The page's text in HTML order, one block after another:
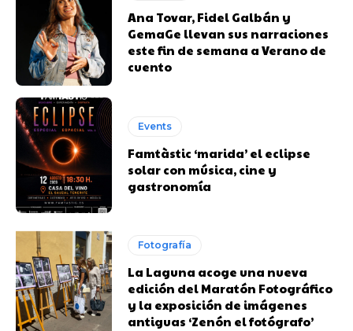
Ana Tovar, Fidel Galbán y
GemaGe llevan sus narraciones
este fin de semana a Verano de
cuento
Events
Famtàstic ‘marida’ el eclipse
solar con música, cine y
gastronomía
Fotografía
La Laguna acoge una nueva
edición del Maratón Fotográfico
y la exposición de imágenes
antiguas ‘Zenón el fotógrafo’